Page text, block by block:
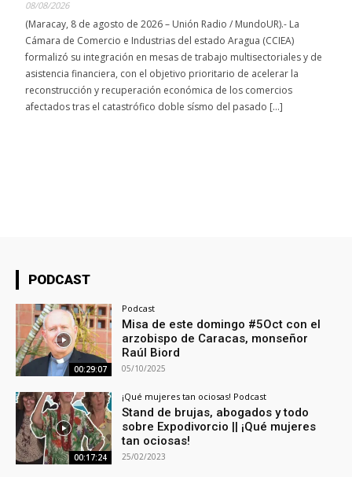
08/08/2026
(Maracay, 8 de agosto de 2026 – Unión Radio / MundoUR).- La
Cámara de Comercio e Industrias del estado Aragua (CCIEA)
formalizó su integración en mesas de trabajo multisectoriales y de
asistencia financiera, con el objetivo prioritario de acelerar la
reconstrucción y recuperación económica de los comercios
afectados tras el catastrófico doble sísmo del pasado […]
PODCAST
00:29:07
Podcast
Misa de este domingo #5Oct con el
arzobispo de Caracas, monseñor
Raúl Biord
05/10/2025
00:17:24
¡Qué mujeres tan ociosas! Podcast
Stand de brujas, abogados y todo
sobre Expodivorcio || ¡Qué mujeres
tan ociosas!
25/02/2023